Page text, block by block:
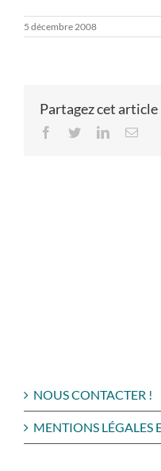
5 décembre 2008
Partagez cet article
Facebook
TwitterLinkedInEmail
NOUS CONTACTER !
MENTIONS LÉGALES